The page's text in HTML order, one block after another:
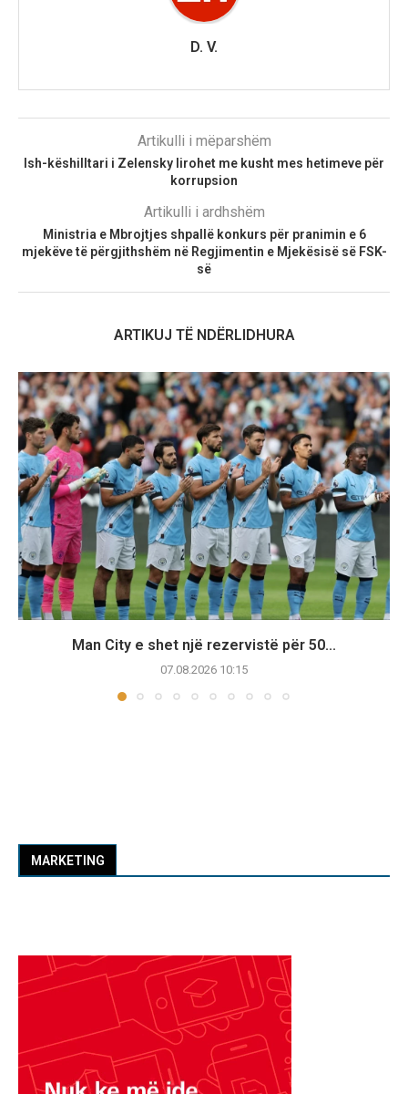
D. V.
Artikulli i mëparshëm
Ish-këshilltari i Zelensky lirohet me kusht mes hetimeve për
korrupsion
Artikulli i ardhshëm
Ministria e Mbrojtjes shpallë konkurs për pranimin e 6
mjekëve të përgjithshëm në Regjimentin e Mjekësisë së FSK-
së
ARTIKUJ TË NDËRLIDHURA
Man City e shet një rezervistë për 50...
07.08.2026 10:15
MARKETING